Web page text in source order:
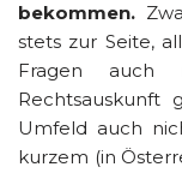
bekommen.
stets zur Seite,
Fragen auch
Rechtsauskunft
Umfeld auch
kurzem (in